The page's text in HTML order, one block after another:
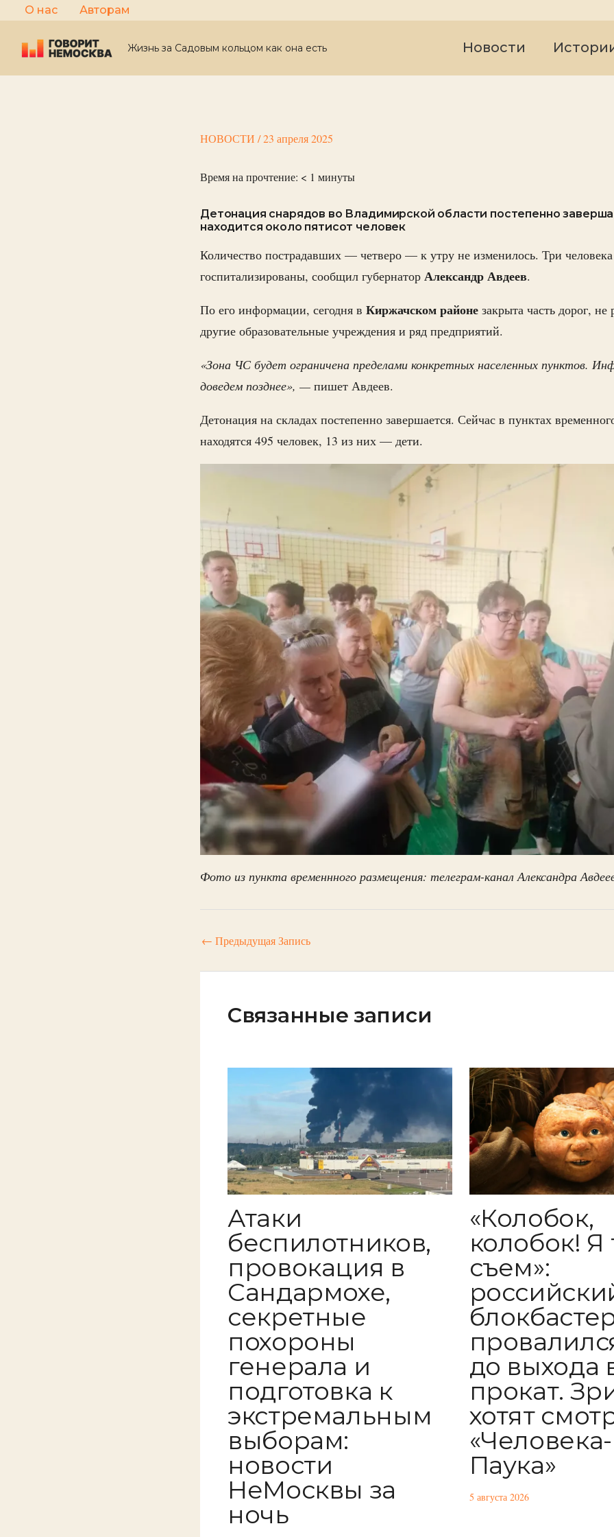
Перейти
к
содержимому
О нас Авторам
Жизнь за Садовым кольцом как она есть Новости
НОВОСТИ /23 апреля 2025
Время на прочтение: < 1 минуты
Детонация снарядов во Владимирской области постепенно
находится около пятисот человек
Количество пострадавших — четверо — к утру не изменилось. Три человека
госпитализированы, сообщил губернатор Александр Авдеев.
По его информации, сегодня в Киржачскомрайоне закрыта часть дорог,
другие образовательные учреждения и ряд предприятий.
«Зона ЧС будет ограничена пределами конкретных населенных пунктов.
доведем позднее», — пишет Авдеев.
Детонация на складах постепенно завершается. Сейчас в пунктах
находятся 495 человек, 13 из них — дети.
Фото из пункта временнного размещения: телеграм-канал Александра
← Предыдущая Запись
Связанные записи
Атаки
беспилотников,
провокация в
Сандармохе,
секретные
похороны
генерала и
подготовка к
экстремальным
выборам:
новости
НеМосквы за
ночь
«Колобок,
колобок! Я
съем»:
до выхода
прокат.
хотят
«Человека-
Паука»
5 августа 2026